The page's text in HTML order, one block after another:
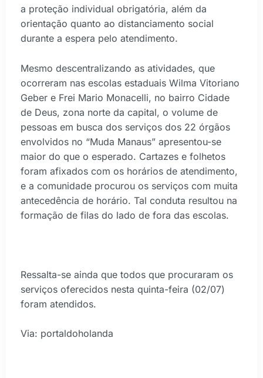
a proteção individual obrigatória, além da
orientação quanto ao distanciamento social
durante a espera pelo atendimento.
Mesmo descentralizando as atividades, que
ocorreram nas escolas estaduais Wilma Vitoriano
Geber e Frei Mario Monacelli, no bairro Cidade
de Deus, zona norte da capital, o volume de
pessoas em busca dos serviços dos 22 órgãos
envolvidos no “Muda Manaus” apresentou-se
maior do que o esperado. Cartazes e folhetos
foram afixados com os horários de atendimento,
e a comunidade procurou os serviços com muita
antecedência de horário. Tal conduta resultou na
formação de filas do lado de fora das escolas.
Ressalta-se ainda que todos que procuraram os
serviços oferecidos nesta quinta-feira (02/07)
foram atendidos.
Via: portaldoholanda